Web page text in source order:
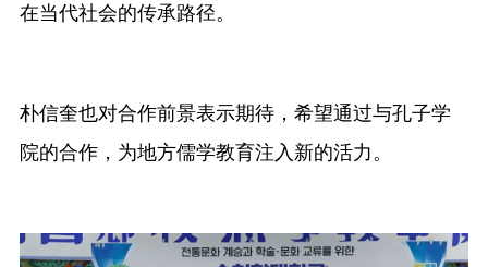
在当代社会的传承路径。
朴信奎也对合作前景表示期待，希望通过与孔子学
院的合作，为地方儒学教育注入新的活力。